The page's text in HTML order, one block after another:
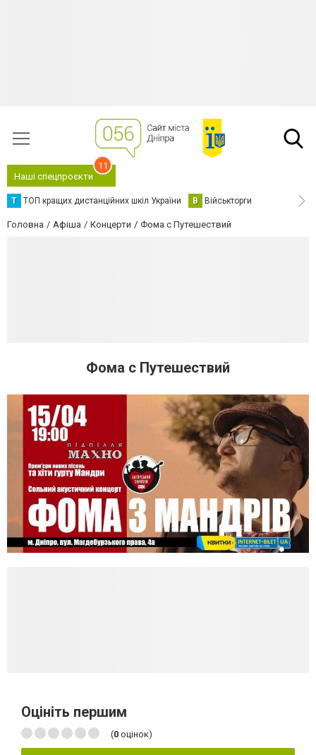
Наші спецпроєкти
11
Т ТОП кращих дистанційних шкіл України В Військторги
Головна Афіша Концерти Фома с Путешествий
Фома с Путешествий
Оцініть першим
(0 оцінок)